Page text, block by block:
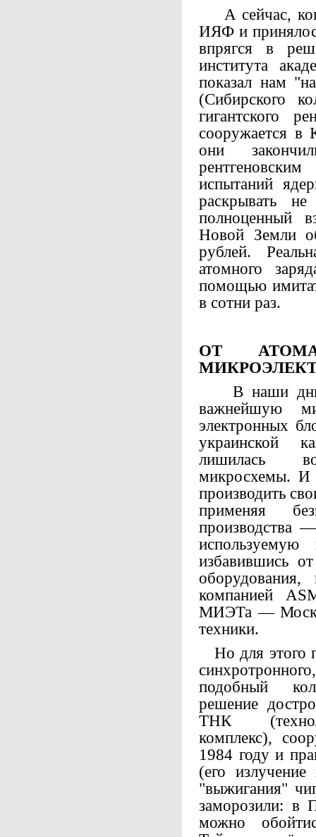
А сейчас,
ИЯФ и
впрягся в
института
показал нам
(Сибирского
гигантского
сооружается в
они
испытаний
раскрывать
полноценный
Новой Земли
рублей.
атомного
помощью
в сотни раз.
ОТ
В наши дни
важнейшую
электронных
украинской
лишилась
микросхемы. И
производить
применяя
производства
избавившись
оборудования,
компанией
МИЭТа —
техники.
Но для этого
подобный
решение
ТНК
комплекс),
1984 году и
(его
"выжигания"
заморозили: в
можно